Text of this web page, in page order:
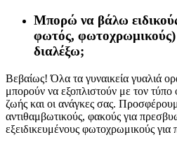
Μπορώ να βάλω
φωτός,
διαλέξω;
Βεβαίως! Όλα τα γυναικεία γυαλιά
μπορούν να εξοπλιστούν με τον
ζωής και οι ανάγκες σας.
αντιθαμβωτικούς, φακούς για
εξειδικευμένους φωτοχρωμικούς για